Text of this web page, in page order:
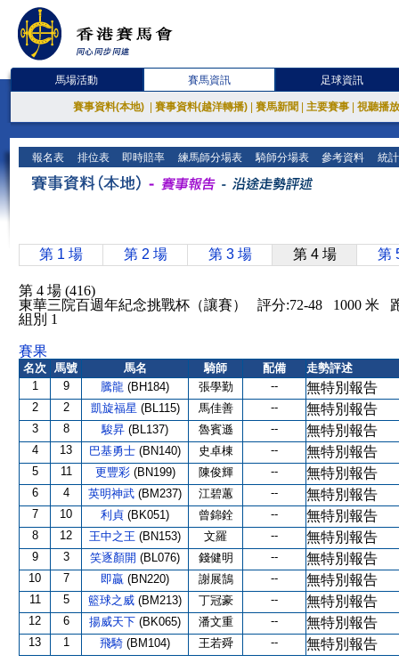
馬場活動 賽馬資訊 足球資訊
賽事資料(本地) 賽事資料(越洋轉播) 賽馬新聞 主要賽事 視聽播
報名表 排位表 即時賠率 練馬師分場表 騎師分場表 參考資料 統
第 1 場 第 2 場 第 3 場 第 4 場 第
第 4 場 (416)
東華三院百週年紀念挑戰杯（讓賽） 評分:72-48 1000 米
組別 1
賽果
名次 馬號 馬名 騎師 配備
走勢評述
1
9 騰龍 (BH184) 張學勤 -- 無特別報告
2 2 凱旋福星 (BL115) 馬佳善 -- 無特別報告
3 8 駿昇 (BL137) 魯賓遜 -- 無特別報告
4 13 巴基勇士 (BN140) 史卓棟 -- 無特別報告
5 11 更豐彩 (BN199) 陳俊輝 -- 無特別報告
6 4 英明神武 (BM237) 江碧蕙 -- 無特別報告
7 10 利貞 (BK051) 曾錦銓 -- 無特別報告
8 12 王中之王 (BN153) 文羅 -- 無特別報告
9 3 笑逐顏開 (BL076) 錢健明 -- 無特別報告
10 7 即贏 (BN220) 謝展鵠 -- 無特別報告
11 5 籃球之威 (BM213) 丁冠豪 -- 無特別報告
12 6 揚威天下 (BK065) 潘文重 -- 無特別報告
13 1 飛騎 (BM104) 王若舜 -- 無特別報告